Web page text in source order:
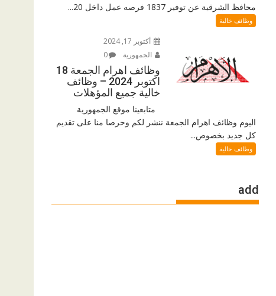
محافظ الشرقية عن توفير 1837 فرصه عمل داخل 20...
وظائف خالية
أكتوبر 17, 2024
الجمهورية
0
وظائف اهرام الجمعة 18
اكتوبر 2024 – وظائف
خالية جميع المؤهلات
متابعينا موقع الجمهورية
اليوم وظائف اهرام الجمعة ننشر لكم وحرصا منا على تقديم
كل جديد بخصوص...
وظائف خالية
add